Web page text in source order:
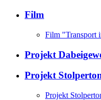
Film
Film "Transport
Projekt
Projekt
Projekt